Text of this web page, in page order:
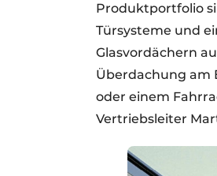
Produktportfolio
Türsysteme und
Glasvordächern
Überdachung am
oder einem
Vertriebsleiter